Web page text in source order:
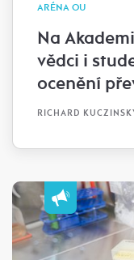
ARÉNA OU
Na
vědci i
ocenění
RICHARD